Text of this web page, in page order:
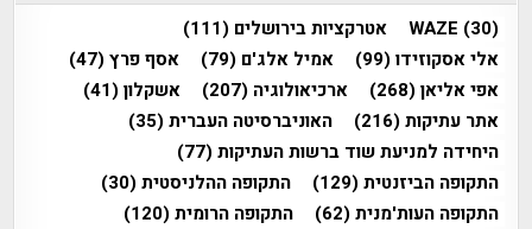
WAZE (30) אטרקציות בירושלים (111)
אלי אסקוזידו(99) אמיל אלג'ם (79) אסף פרץ(47)
אפי אליאן(268) ארכיאולוגיה (207) אשקלון(41)
אתר עתיקות(216) האוניברסיטה העברית(35)
היחידה למניעת שוד ברשות העתיקות(77)
התקופה הביזנטית(129) התקופה ההלניסטית(30)
התקופה העות'מנית(62) התקופה הרומית(120)